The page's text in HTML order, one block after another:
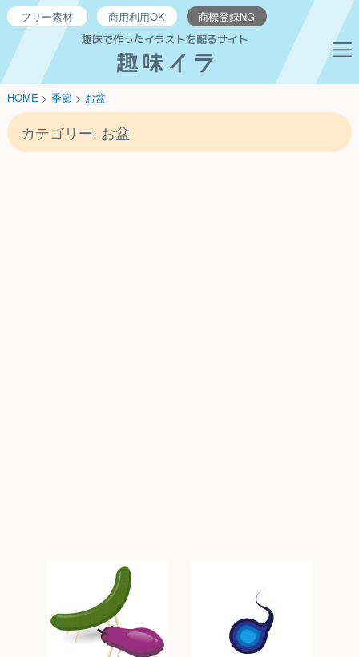
フリー素材 商用利用OK 商標登録NG
趣味で作ったイラストを配るサイト
HOME > 季節 > お盆
カテゴリー: お盆